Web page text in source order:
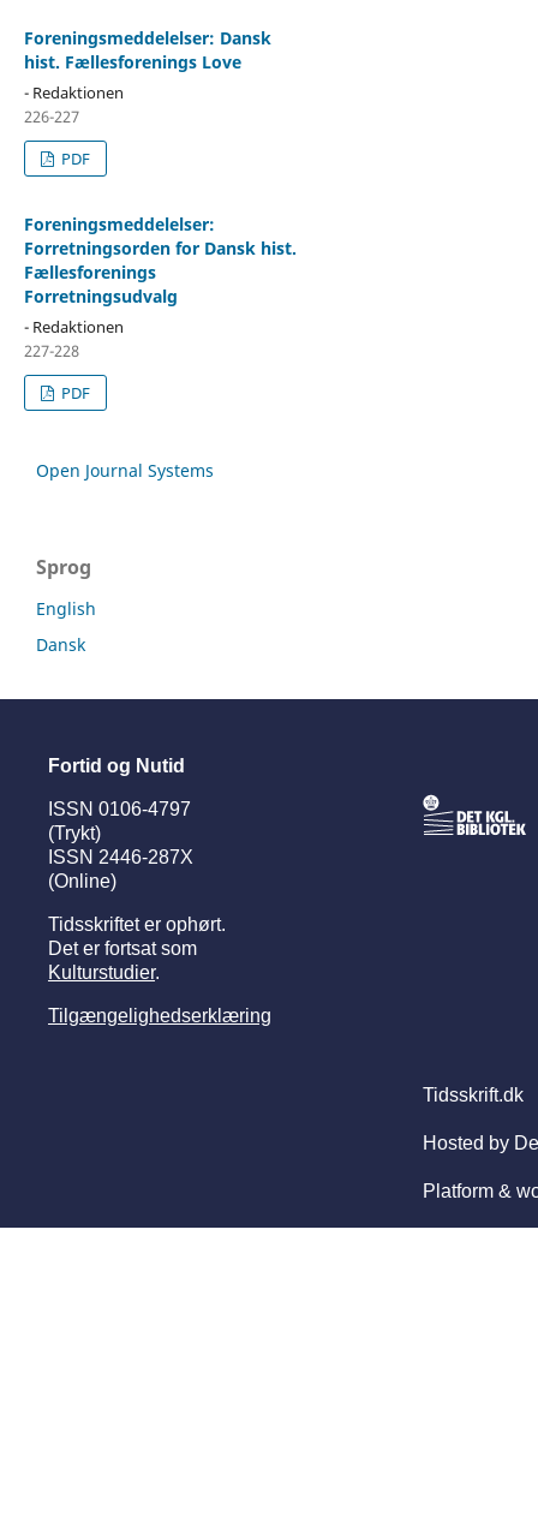
Foreningsmeddelelser: Dansk
hist. Fællesforenings Love
- Redaktionen
226-227
PDF
Foreningsmeddelelser:
Forretningsorden for Dansk hist.
Fællesforenings
Forretningsudvalg
- Redaktionen
227-228
PDF
Open Journal Systems
Sprog
English
Dansk
Fortid og Nutid
ISSN 0106-4797
(Trykt)
ISSN 2446-287X
(Online)
Tidsskriftet er ophørt.
Det er fortsat som
Kulturstudier.
Tilgængelighedserklæring